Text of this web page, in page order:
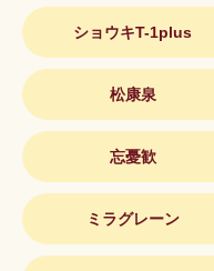
ショウキT-1plus
松康泉
忘憂歓
ミラグレーン